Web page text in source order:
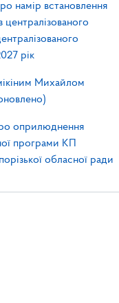
намір встановлення
централізованого
рік
Михайлом
оприлюднення
програми КП
обласної ради